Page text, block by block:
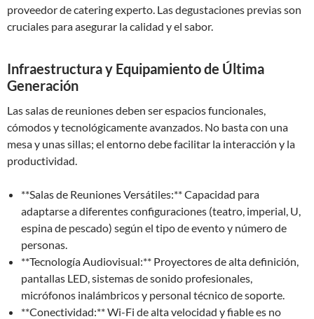
proveedor de catering experto. Las degustaciones previas son
cruciales para asegurar la calidad y el sabor.
Infraestructura y Equipamiento de Última
Generación
Las salas de reuniones deben ser espacios funcionales,
cómodos y tecnológicamente avanzados. No basta con una
mesa y unas sillas; el entorno debe facilitar la interacción y la
productividad.
**Salas de Reuniones Versátiles:** Capacidad para
adaptarse a diferentes configuraciones (teatro, imperial, U,
espina de pescado) según el tipo de evento y número de
personas.
**Tecnología Audiovisual:** Proyectores de alta definición,
pantallas LED, sistemas de sonido profesionales,
micrófonos inalámbricos y personal técnico de soporte.
**Conectividad:** Wi-Fi de alta velocidad y fiable es no